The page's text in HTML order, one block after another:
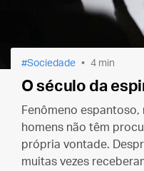
Sociedade 4 min
O século da
Fenômeno
homens não têm
própria vontade.
muitas vezes